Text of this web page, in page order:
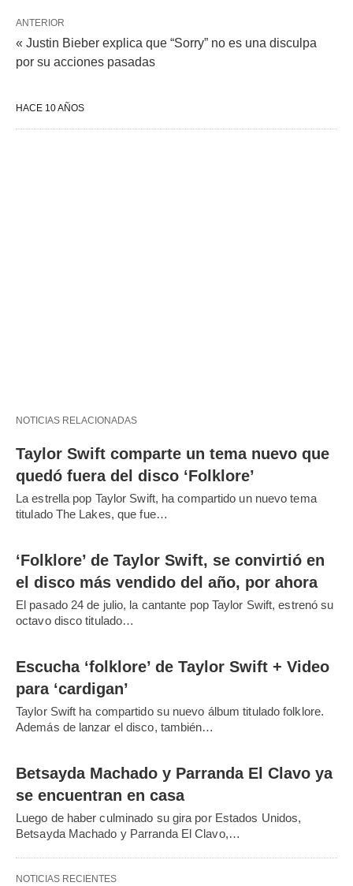
ANTERIOR
« Justin Bieber explica que “Sorry” no es una disculpa
por su acciones pasadas
HACE 10 AÑOS
NOTICIAS RELACIONADAS
Taylor Swift comparte un tema nuevo que
quedó fuera del disco ‘Folklore’
La estrella pop Taylor Swift, ha compartido un nuevo tema
titulado The Lakes, que fue…
‘Folklore’ de Taylor Swift, se convirtió en
el disco más vendido del año, por ahora
El pasado 24 de julio, la cantante pop Taylor Swift, estrenó su
octavo disco titulado…
Escucha ‘folklore’ de Taylor Swift + Video
para ‘cardigan’
Taylor Swift ha compartido su nuevo álbum titulado folklore.
Además de lanzar el disco, también…
Betsayda Machado y Parranda El Clavo ya
se encuentran en casa
Luego de haber culminado su gira por Estados Unidos,
Betsayda Machado y Parranda El Clavo,…
NOTICIAS RECIENTES